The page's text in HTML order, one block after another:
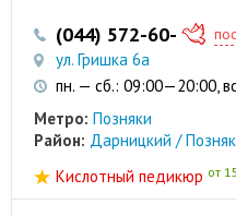
(044) 572-60-42
ул. Гришка 6а
пн. — сб.: 09:00—20:00,
Метро: Позняки
Район: Дарницкий /
Кислотный педикюр от